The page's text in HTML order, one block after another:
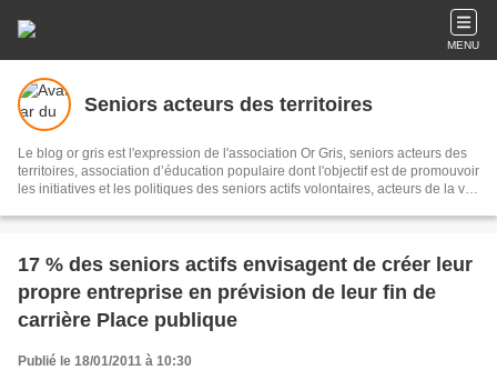
MENU
Seniors acteurs des territoires
Le blog or gris est l'expression de l'association Or Gris, seniors acteurs des
territoires, association d’éducation populaire dont l'objectif est de promouvoir
les initiatives et les politiques des seniors actifs volontaires, acteurs de la vie
territoires. Il s'agit de recueillir et diffuser initiatives et informations sur le
17 % des seniors actifs envisagent de créer leur
propre entreprise en prévision de leur fin de
carrière Place publique
Publié le 18/01/2011 à 10:30